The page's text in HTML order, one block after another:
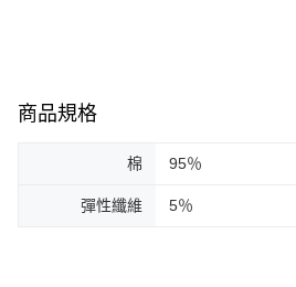
商品規格
棉 95％
彈性纖維 5％